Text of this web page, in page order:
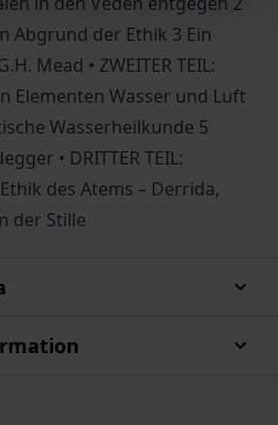
Abgrund der Ethik 3 Ein
Mead • ZWEITER TEIL:
Elementen Wasser und Luft
Wasserheilkunde 5
• DRITTER TEIL:
des Atems – Derrida,
der Stille